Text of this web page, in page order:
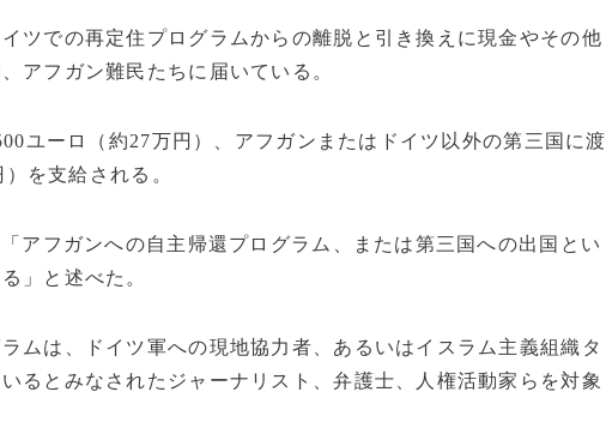
ツでの再定住プログラムからの離脱と引き換えに現金やその他
アフガン難民たちに届いている。
ユーロ（約27万円）、アフガンまたはドイツ以外の第三国に渡
を支給される。
アフガンへの自主帰還プログラム、または第三国への出国とい
」と述べた。
ムは、ドイツ軍への現地協力者、あるいはイスラム主義組織タ
るとみなされたジャーナリスト、弁護士、人権活動家らを対象